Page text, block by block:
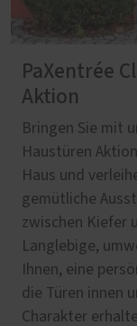
PaXentrée
Aktion
Bringen Sie mit
Haustüren
Haus und
gemütliche
zwischen Kiefer
Langlebige,
Ihnen, eine
die Türen innen
Charakter